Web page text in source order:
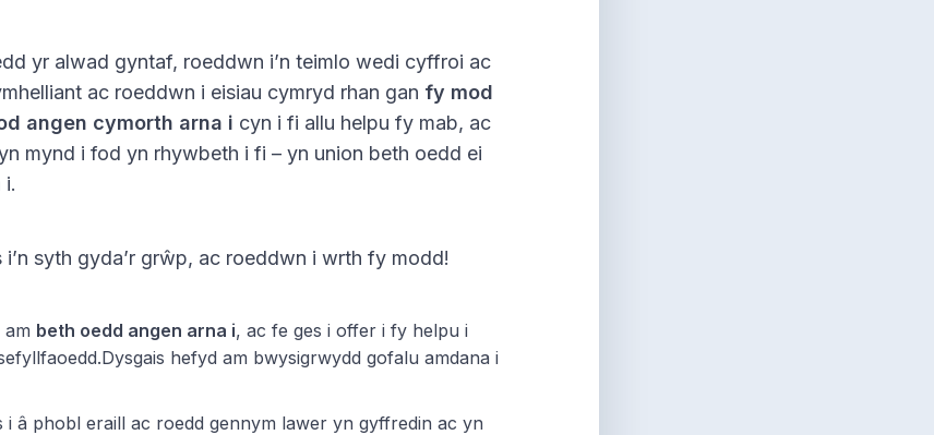
yr alwad gyntaf, roeddwn i’n teimlo wedi cyffroi ac
ac roeddwn i eisiau cymryd rhan gan fy mod
angen cymorth arna i cyn i fi allu helpu fy mab, ac
mynd i fod yn rhywbeth i fi – yn union beth oedd ei
i.
i’n syth gyda’r grŵp, ac roeddwn i wrth fy modd!
am beth oedd angen arna i, ac fe ges i offer i fy helpu i
hefyd am bwysigrwydd gofalu amdana i
i â phobl eraill ac roedd gennym lawer yn gyffredin ac yn